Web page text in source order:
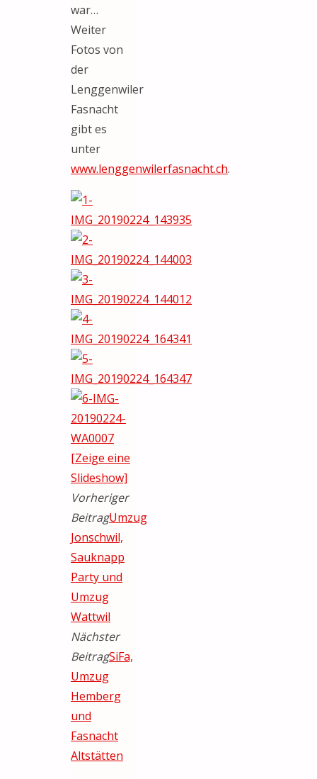
war…
Weiter
Fotos von
der
Lenggenwiler
Fasnacht
gibt es
unter
www.lenggenwilerfasnacht.ch.
[Zeige eine
Slideshow]
Vorheriger
BeitragUmzug
Jonschwil,
Sauknapp
Party und
Umzug
Wattwil
Nächster
BeitragSiFa,
Umzug
Hemberg
und
Fasnacht
Altstätten